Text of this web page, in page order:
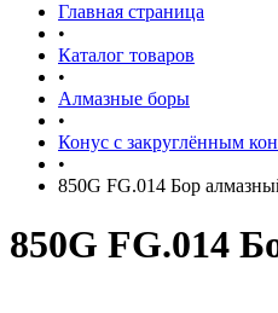
Главная страница
•
Каталог товаров
•
Алмазные боры
•
Конус с закруглённым
•
850G FG.014 Бор
850G FG.014